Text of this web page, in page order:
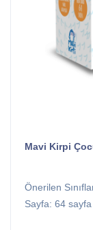
Mavi Kirpi
Önerilen
Sayfa: 64 sayfa